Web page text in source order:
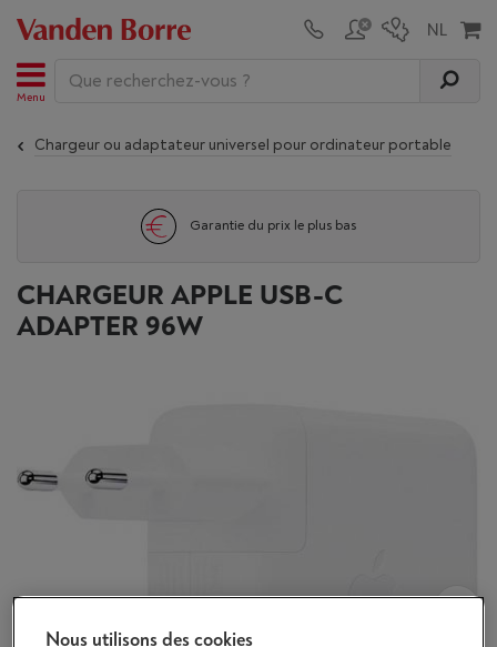
Menu
Chargeur ou adaptateur universel pour ordinateur portable
Garantie du prix le plus bas
CHARGEUR APPLE USB-C
ADAPTER 96W
Nous utilisons des cookies